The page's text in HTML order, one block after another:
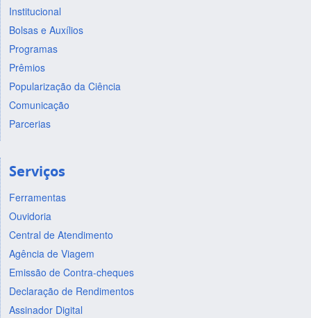
Institucional
Bolsas e Auxílios
Programas
Prêmios
Popularização da Ciência
Comunicação
Parcerias
Serviços
Ferramentas
Ouvidoria
Central de Atendimento
Agência de Viagem
Emissão de Contra-cheques
Declaração de Rendimentos
Assinador Digital